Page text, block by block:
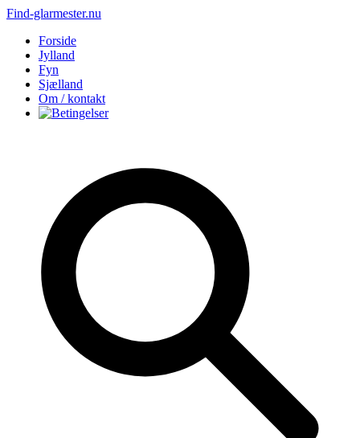
Find-glarmester.nu
Forside
Jylland
Fyn
Sjælland
Om / kontakt